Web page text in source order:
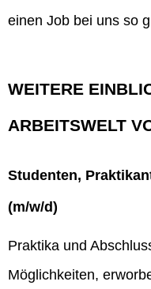
einen Job bei uns so
WEITERE
ARBEITSWELT
Studenten,
(m/w/d)
Praktika und
Möglichkeiten,